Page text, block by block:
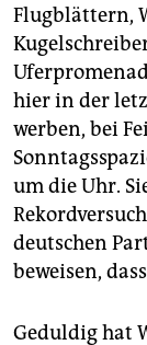
Flugblättern,
hier in der
werben, bei
um die Uhr.
deutschen
beweisen,
Geduldig hat